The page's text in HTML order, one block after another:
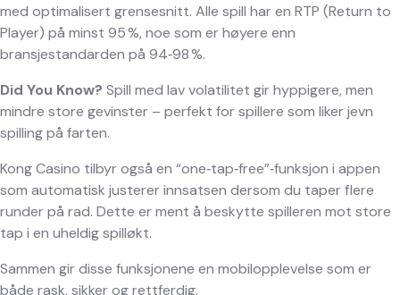
med optimalisert grensesnitt. Alle spill har en RTP (Return to
Player) på minst 95 %, noe som er høyere enn
bransjestandarden på 94‑98 %.
Did You Know? Spill med lav volatilitet gir hyppigere, men
mindre store gevinster – perfekt for spillere som liker jevn
spilling på farten.
Kong Casino tilbyr også en “one‑tap‑free”‑funksjon i appen
som automatisk justerer innsatsen dersom du taper flere
runder på rad. Dette er ment å beskytte spilleren mot store
tap i en uheldig spilløkt.
Sammen gir disse funksjonene en mobilopplevelse som er
både rask, sikker og rettferdig.